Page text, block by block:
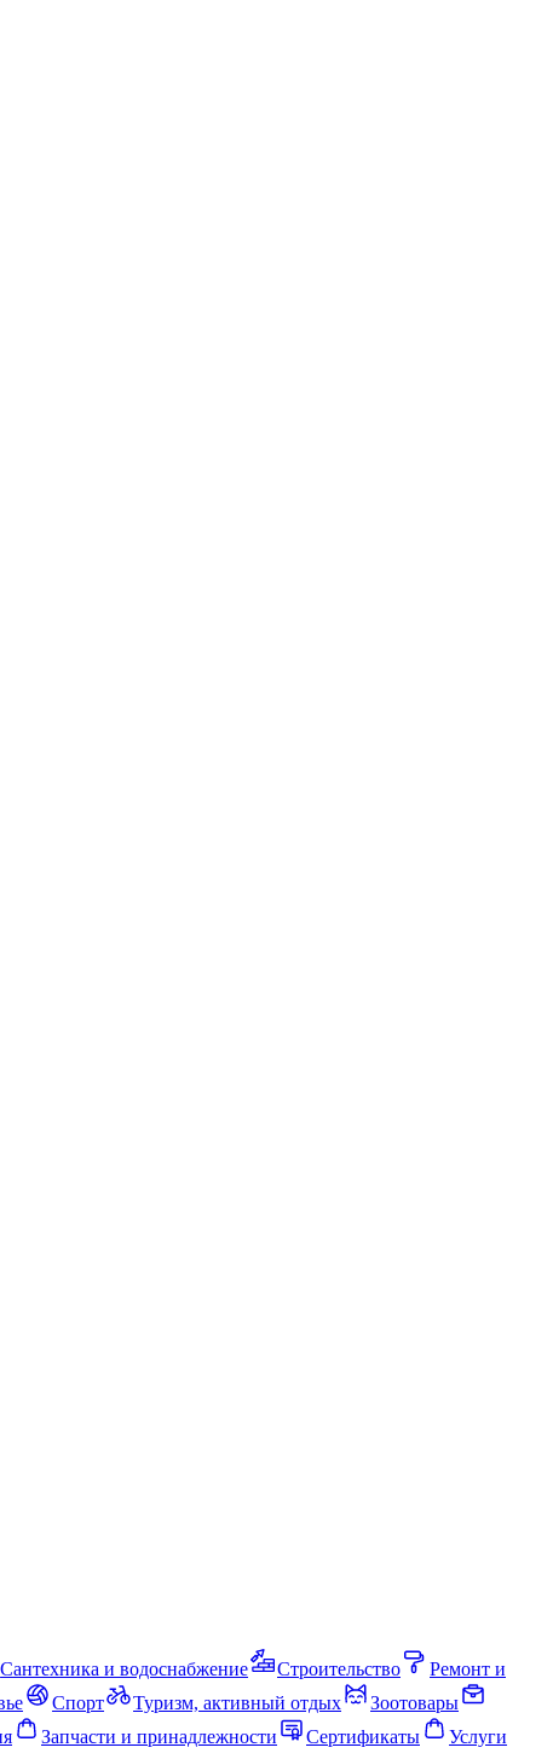
Сантехника и водоснабжение Строительство
Ремонт и
Спорт Туризм, активный отдых
Зоотовары
Запчасти и принадлежности Сертификаты
Услуги